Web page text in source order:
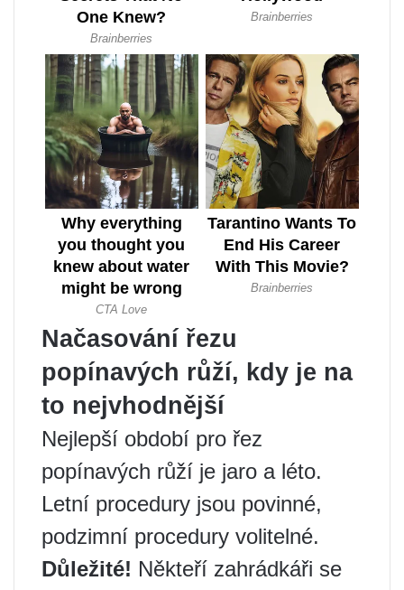
Načasování řezu
popínavých růží, kdy je na
to nejvhodnější
Nejlepší období pro řez
popínavých růží je jaro a léto.
Letní procedury jsou povinné,
podzimní procedury volitelné.
Důležité! Někteří zahrádkáři se